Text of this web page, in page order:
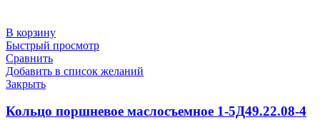
В корзину
Быстрый просмотр
Сравнить
Добавить в список желаний
Закрыть
Кольцо поршневое маслосъемное 1-5Д49.22.08-4